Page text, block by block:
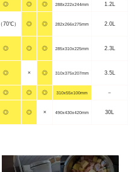
◎ ◎ ◎ 288x222x244mm 1.2L
70℃） ◎ ◎ 282x266x275mm 2.0L
◎ ◎ ◎ 285x310x225mm 2.3L
◎ × ◎ 310x375x207mm 3.5L
◎ ◎ ◎ 310x55x100mm －
◎ ◎ × 490x430x420mm 30L